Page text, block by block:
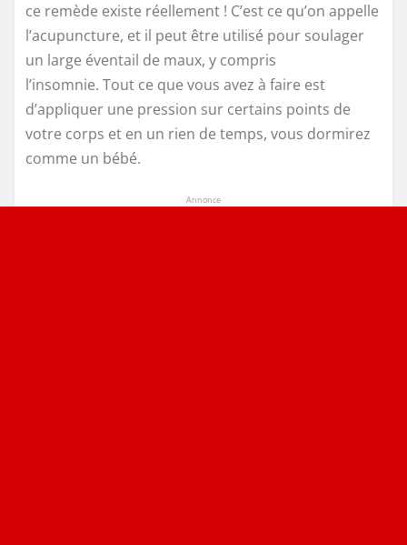
ce remède existe réellement ! C’est ce qu’on appelle
l’acupuncture, et il peut être utilisé pour soulager
un large éventail de maux, y compris
l’insomnie. Tout ce que vous avez à faire est
d’appliquer une pression sur certains points de
votre corps et en un rien de temps, vous dormirez
comme un bébé.
Annonce